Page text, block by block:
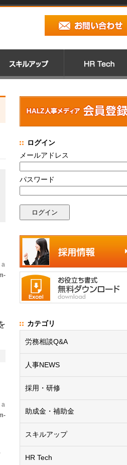
a
a
ログイン
メールアドレス
パスワード
カテゴリ
労務相談Q&A
人事NEWS
採用・研修
助成金・補助金
スキルアップ
HR Tech